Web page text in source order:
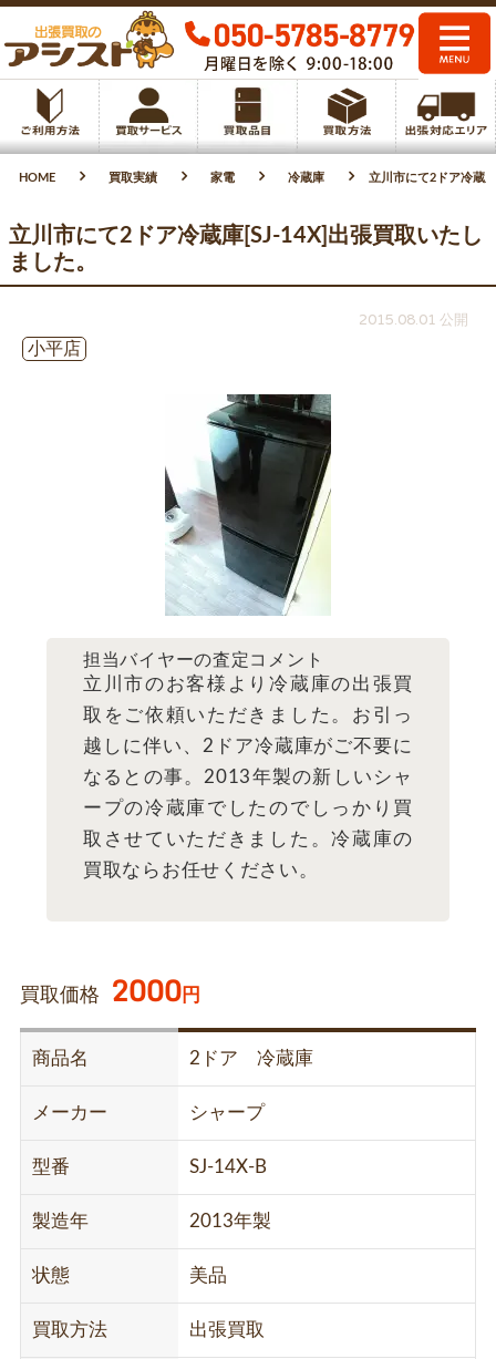
HOME 買取実績 家電 冷蔵庫 立川市にて2ドア冷蔵
立川市にて2ドア冷蔵庫[SJ-14X]出張買取いたし
ました。
2015.08.01 公開
小平店
担当バイヤーの査定コメント
立川市のお客様より冷蔵庫の出張買
取をご依頼いただきました。お引っ
越しに伴い、2ドア冷蔵庫がご不要に
なるとの事。2013年製の新しいシャ
ープの冷蔵庫でしたのでしっかり買
取させていただきました。冷蔵庫の
買取ならお任せください。
買取価格 2000円
商品名 2ドア 冷蔵庫
メーカー シャープ
型番 SJ-14X-B
製造年 2013年製
状態 美品
買取方法 出張買取